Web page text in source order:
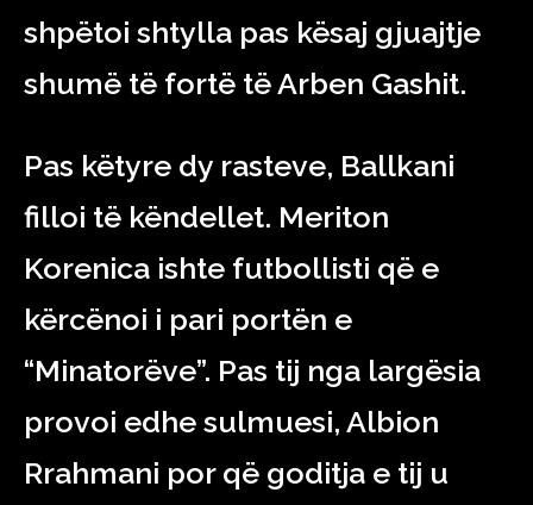
shpëtoi shtylla pas kësaj gjuajtje
shumë të fortë të Arben Gashit.
Pas këtyre dy rasteve, Ballkani
filloi të këndellet. Meriton
Korenica ishte futbollisti që e
kërcënoi i pari portën e
“Minatorëve”. Pas tij nga largësia
provoi edhe sulmuesi, Albion
Rrahmani por që goditja e tij u